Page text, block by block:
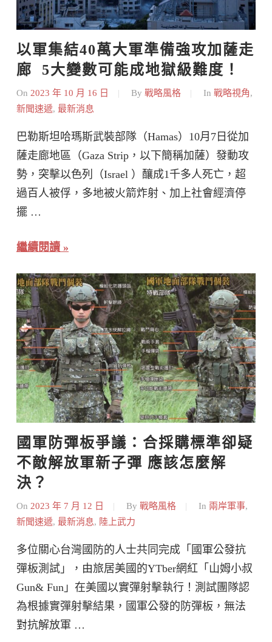
以軍集結40萬大軍準備強攻加薩走
廊  5大變數可能成地獄級難度！
On 2023 年 10 月 16 日 By 戰略風格 In 戰略視角,
新聞速遞, 最新消息
巴勒斯坦哈瑪斯武裝部隊（Hamas）10月7日從加
薩走廊地區（Gaza Strip，以下簡稱加薩）發動攻
勢，突擊以色列（Israel ）釀成1千多人死亡，超
過百人被俘，多地被火箭炸射、加上社會經濟停
擺 …
繼續閱讀
國軍防彈板爭議：合採購標準卻疑
不敵解放軍新子彈 應該怎麼解
決？
On 2023 年 7 月 12 日 By 戰略風格 In 兩岸軍事,
新聞速遞, 最新消息, 陸上武力
多位關心台灣國防的人士共同完成「國軍公發抗
彈板測試」，由旅居美國的YTber網紅「山姆小叔
Gun& Fun」在美國以實彈射擊執行！測試團隊認
為根據實彈射擊結果，國軍公發的防彈板，無法
對抗解放軍 …